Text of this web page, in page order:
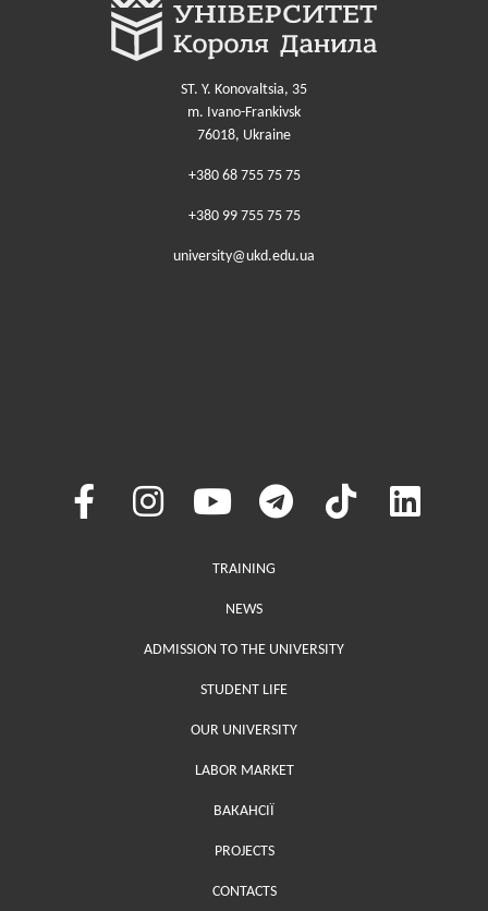
ST. Y. Konovaltsia, 35
m. Ivano-Frankivsk
76018, Ukraine
+380 68 755 75 75
+380 99 755 75 75
university@ukd.edu.ua
Меню у хедері
TRAINING
NEWS
ADMISSION TO THE UNIVERSITY
STUDENT LIFE
OUR UNIVERSITY
LABOR MARKET
ВАКАНСІЇ
PROJECTS
Меню у футері (додаткове)
CONTACTS